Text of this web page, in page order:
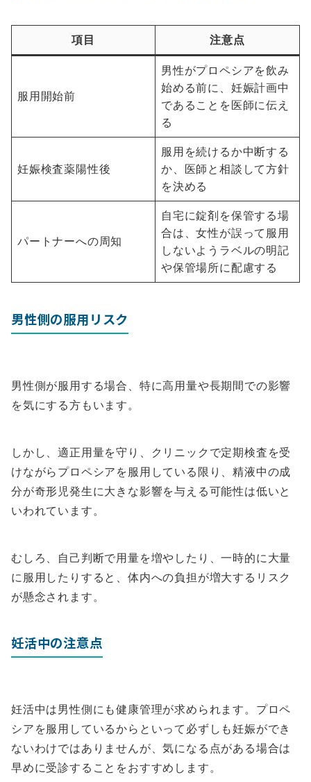
項目 注意点
服用開始前
男性がプロペシアを飲み
始める前に、妊娠計画中
であることを医師に伝え
る
妊娠検査薬陽性後
服用を続けるか中断する
か、医師と相談して方針
を決める
パートナーへの周知
自宅に錠剤を保管する場
合は、女性が誤って服用
しないようラベルの明記
や保管場所に配慮する
男性側の服用リスク
男性側が服用する場合、特に高用量や長期間での影響
を気にする方もいます。
しかし、適正用量を守り、クリニックで定期検査を受
けながらプロペシアを服用している限り、精液中の成
分が奇形児発生に大きな影響を与える可能性は低いと
いわれています。
むしろ、自己判断で用量を増やしたり、一時的に大量
に服用したりすると、体内への負担が増大するリスク
が懸念されます。
妊活中の注意点
妊活中は男性側にも健康管理が求められます。プロペ
シアを服用しているからといって必ずしも妊娠ができ
ないわけではありませんが、気になる点がある場合は
早めに受診することをおすすめします。